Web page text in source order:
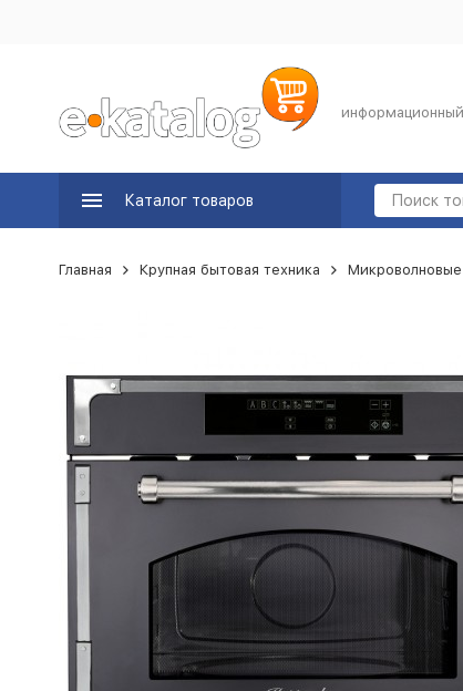
Каталог товаров
Главная Крупная бытовая техника